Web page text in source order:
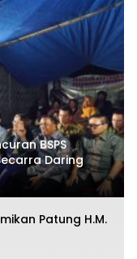
BSPS
Daring
Patung H.M.